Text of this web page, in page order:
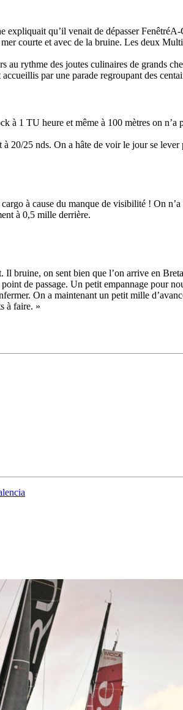
qu’il venait de dépasser
courte et avec de la bruine. Les deux
rythme des joutes culinaires de grands
par une parade regroupant des
à 1 TU heure et même à 100 mètres on
20/25 nds. On a hâte de voir le jour se
à cause du manque de visibilité ! On
à 0,5 mille derrière.
Il bruine, on sent bien que l’on arrive en
de passage. Un petit empannage pour
On a maintenant un petit mille
à faire. »